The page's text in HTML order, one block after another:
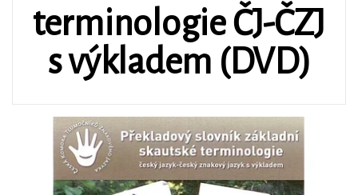
terminologie ČJ-ČZJ
s výkladem (DVD)